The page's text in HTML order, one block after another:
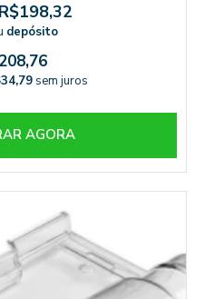
R$198,32
depósito
sem juros
AGORA